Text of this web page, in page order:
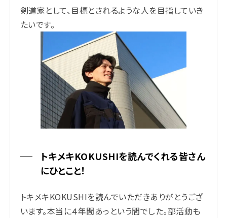
剣道家として、目標とされるような人を目指していき
たいです。
トキメキKOKUSHIを読んでくれる皆さん
にひとこと！
トキメキKOKUSHIを読んでいただきありがとうござ
います。本当に４年間あっという間でした。部活動も